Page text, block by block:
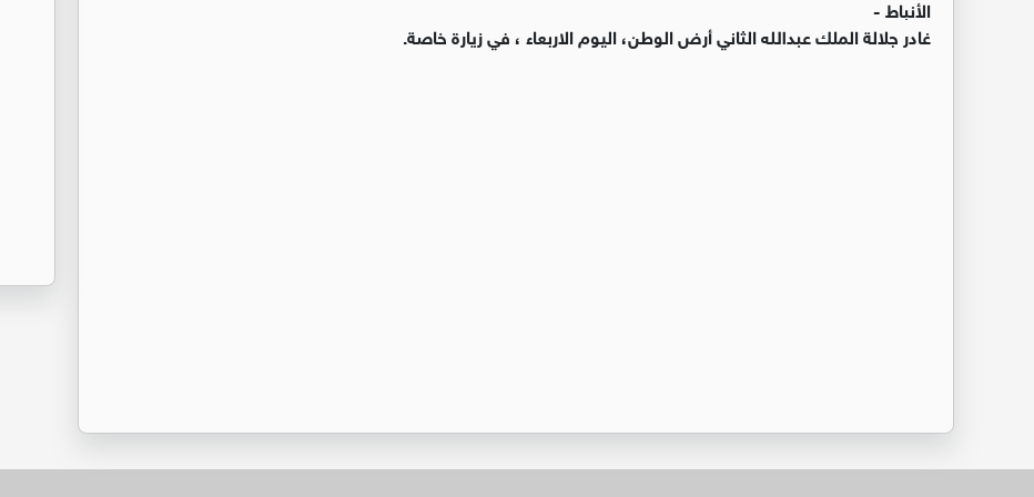
الأنباط -
غادر جلالة الملك عبدﷲ الثاني أرض الوطن، اليوم الاربعاء ، في زيارة خاصة.